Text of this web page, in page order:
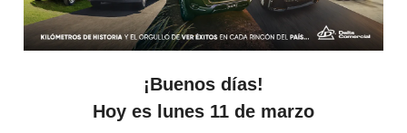
¡Buenos días!
Hoy es lunes 11 de marzo